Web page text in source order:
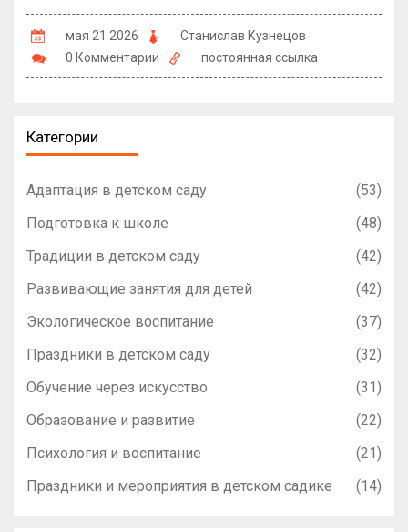
мая 21 2026
Станислав Кузнецов
0 Комментарии
постоянная ссылка
Категории
Адаптация в детском саду
(53)
Подготовка к школе
(48)
Традиции в детском саду
(42)
Развивающие занятия для детей
(42)
Экологическое воспитание
(37)
Праздники в детском саду
(32)
Обучение через искусство
(31)
Образование и развитие
(22)
Психология и воспитание
(21)
Праздники и мероприятия в детском садике
(14)